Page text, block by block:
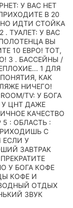
У ВАС НЕТ
В 20
ИДТИ СТОЙКА
ТУАЛЕТ: У ВАС
ВЫ
10 ЕВРО! ТОТ,
3 . БАССЕЙНЫ /
1 ДЛЯ
КАК
НИЧЕГО!
TV: У БОГА
У ЦНТ ДАЖЕ
КАЧЕСТВО
: ОБЛАСТЬ :
С
ЕСЛИ У
ЗАВТРАК
У БОГА КОФЕ
КОФЕ И
ОТДЫХ
ЗВУК